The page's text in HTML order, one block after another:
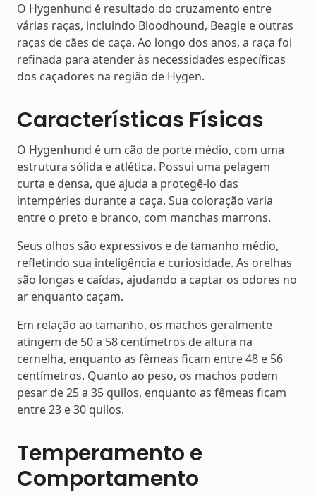
O Hygenhund é resultado do cruzamento entre
várias raças, incluindo Bloodhound, Beagle e outras
raças de cães de caça. Ao longo dos anos, a raça foi
refinada para atender às necessidades específicas
dos caçadores na região de Hygen.
Características Físicas
O Hygenhund é um cão de porte médio, com uma
estrutura sólida e atlética. Possui uma pelagem
curta e densa, que ajuda a protegê-lo das
intempéries durante a caça. Sua coloração varia
entre o preto e branco, com manchas marrons.
Seus olhos são expressivos e de tamanho médio,
refletindo sua inteligência e curiosidade. As orelhas
são longas e caídas, ajudando a captar os odores no
ar enquanto caçam.
Em relação ao tamanho, os machos geralmente
atingem de 50 a 58 centímetros de altura na
cernelha, enquanto as fêmeas ficam entre 48 e 56
centímetros. Quanto ao peso, os machos podem
pesar de 25 a 35 quilos, enquanto as fêmeas ficam
entre 23 e 30 quilos.
Temperamento e
Comportamento